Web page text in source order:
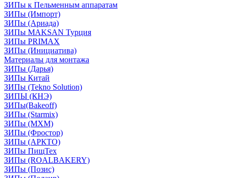
ЗИПы к Пельменным аппаратам
ЗИПы (Импорт)
ЗИПы (Ариада)
ЗИПы MAKSAN Турция
ЗИПы PRIMAX
ЗИПы (Инициатива)
Материалы для монтажа
ЗИПы (Дарья)
ЗИПы Китай
ЗИПы (Tekno Solution)
ЗИПЫ (КНЭ)
ЗИПы(Bakeoff)
ЗИПы (Starmix)
ЗИПы (МХМ)
ЗИПы (Фростор)
ЗИПы (АРКТО)
ЗИПы ПищТех
ЗИПы (ROALBAKERY)
ЗИПы (Позис)